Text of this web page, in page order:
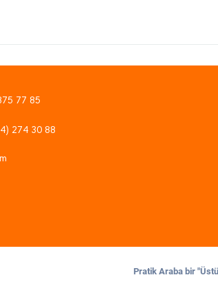
77 85
274 30 88
Pratik Araba bir